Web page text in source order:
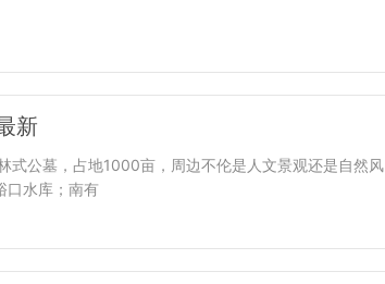
新
式公墓，占地1000亩，周边不伦是人文景观还是自然风
口水库；南有